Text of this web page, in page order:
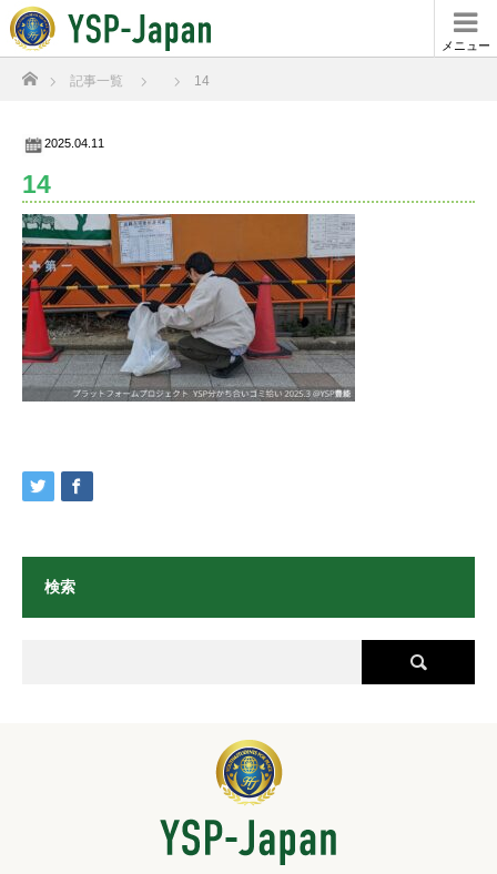
メニュー
ホーム
記事一覧 14
2025.04.11
14
検索